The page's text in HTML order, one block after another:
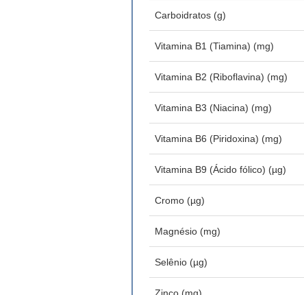
Carboidratos (g)
Vitamina B1 (Tiamina) (mg)
Vitamina B2 (Riboflavina) (mg)
Vitamina B3 (Niacina) (mg)
Vitamina B6 (Piridoxina) (mg)
Vitamina B9 (Ácido fólico) (µg)
Cromo (µg)
Magnésio (mg)
Selênio (µg)
Zinco (mg)